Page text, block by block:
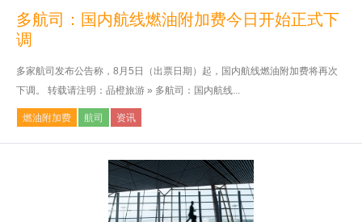
多航司：国内航线燃油附加费今日开始正式下
调
多家航司发布公告称，8月5日（出票日期）起，国内航线燃油附加费将再次
下调。 转载请注明：品橙旅游 » 多航司：国内航线...
燃油附加费 航司 资讯